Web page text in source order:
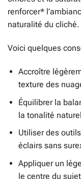
renforcer*
naturalité du cliché.
Voici quelques
Accroître
texture des
Équilibrer la
la tonalité
Utiliser des
éclairs sans
Appliquer un
le centre du sujet